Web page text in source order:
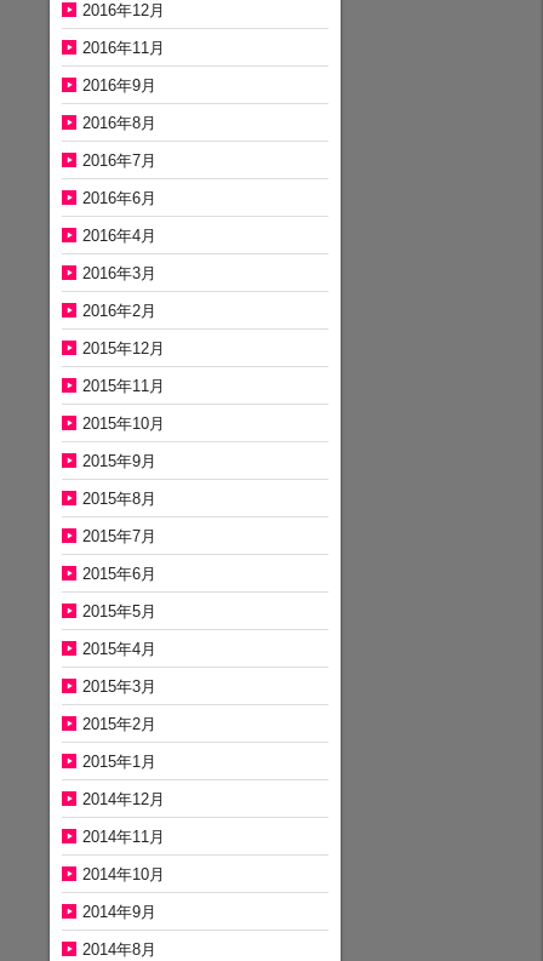
2016年12月
2016年11月
2016年9月
2016年8月
2016年7月
2016年6月
2016年4月
2016年3月
2016年2月
2015年12月
2015年11月
2015年10月
2015年9月
2015年8月
2015年7月
2015年6月
2015年5月
2015年4月
2015年3月
2015年2月
2015年1月
2014年12月
2014年11月
2014年10月
2014年9月
2014年8月